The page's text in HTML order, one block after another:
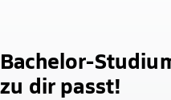
Bachelor-
zu dir passt!